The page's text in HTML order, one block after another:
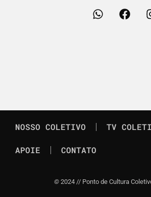
NOSSO COLETIVO TV
APOIE CONTATO
© 2024 // Ponto de Cultura